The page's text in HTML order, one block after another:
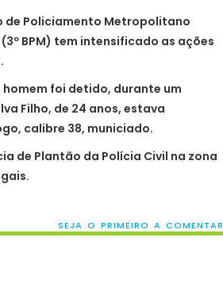
de Policiamento Metropolitano
BPM) tem intensificado as ações
foi detido, durante um
Filho, de 24 anos, estava
calibre 38, municiado.
de Plantão da Polícia Civil na zona
SEJA O PRIMEIRO A COMENTAR